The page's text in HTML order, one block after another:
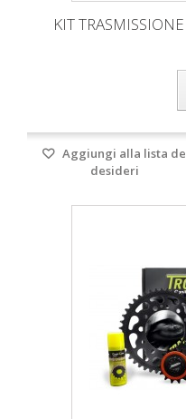
KIT
Aggiungi alla lista
desideri